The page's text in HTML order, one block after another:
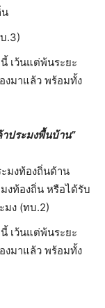
น
.3)
เว้นแต่พ้นระยะ
งมาแล้ว พร้อมทั้ง
ประมงพื้นบ้าน”
มงท้องถิ่นด้าน
งท้องถิ่น หรือได้รับ
มง (ทบ.2)
เว้นแต่พ้นระยะ
งมาแล้ว พร้อมทั้ง